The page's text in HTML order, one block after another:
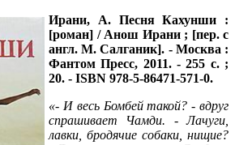
Ирани, А.Песня Кахунши :
[роман] / Анош Ирани ; [пер. с
англ. М. Салганик]. - Москва :
Фантом Пресс, 2011. - 255 с. ;
20. - ISBN 978-5-86471-571-0.
«- И весь Бомбей такой? - вдруг
спрашивает Чамди. - Лачуги,
лавки, бродячие собаки, нищие?